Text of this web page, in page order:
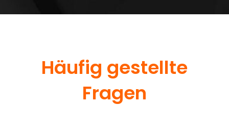
Häufig gestellte
Fragen